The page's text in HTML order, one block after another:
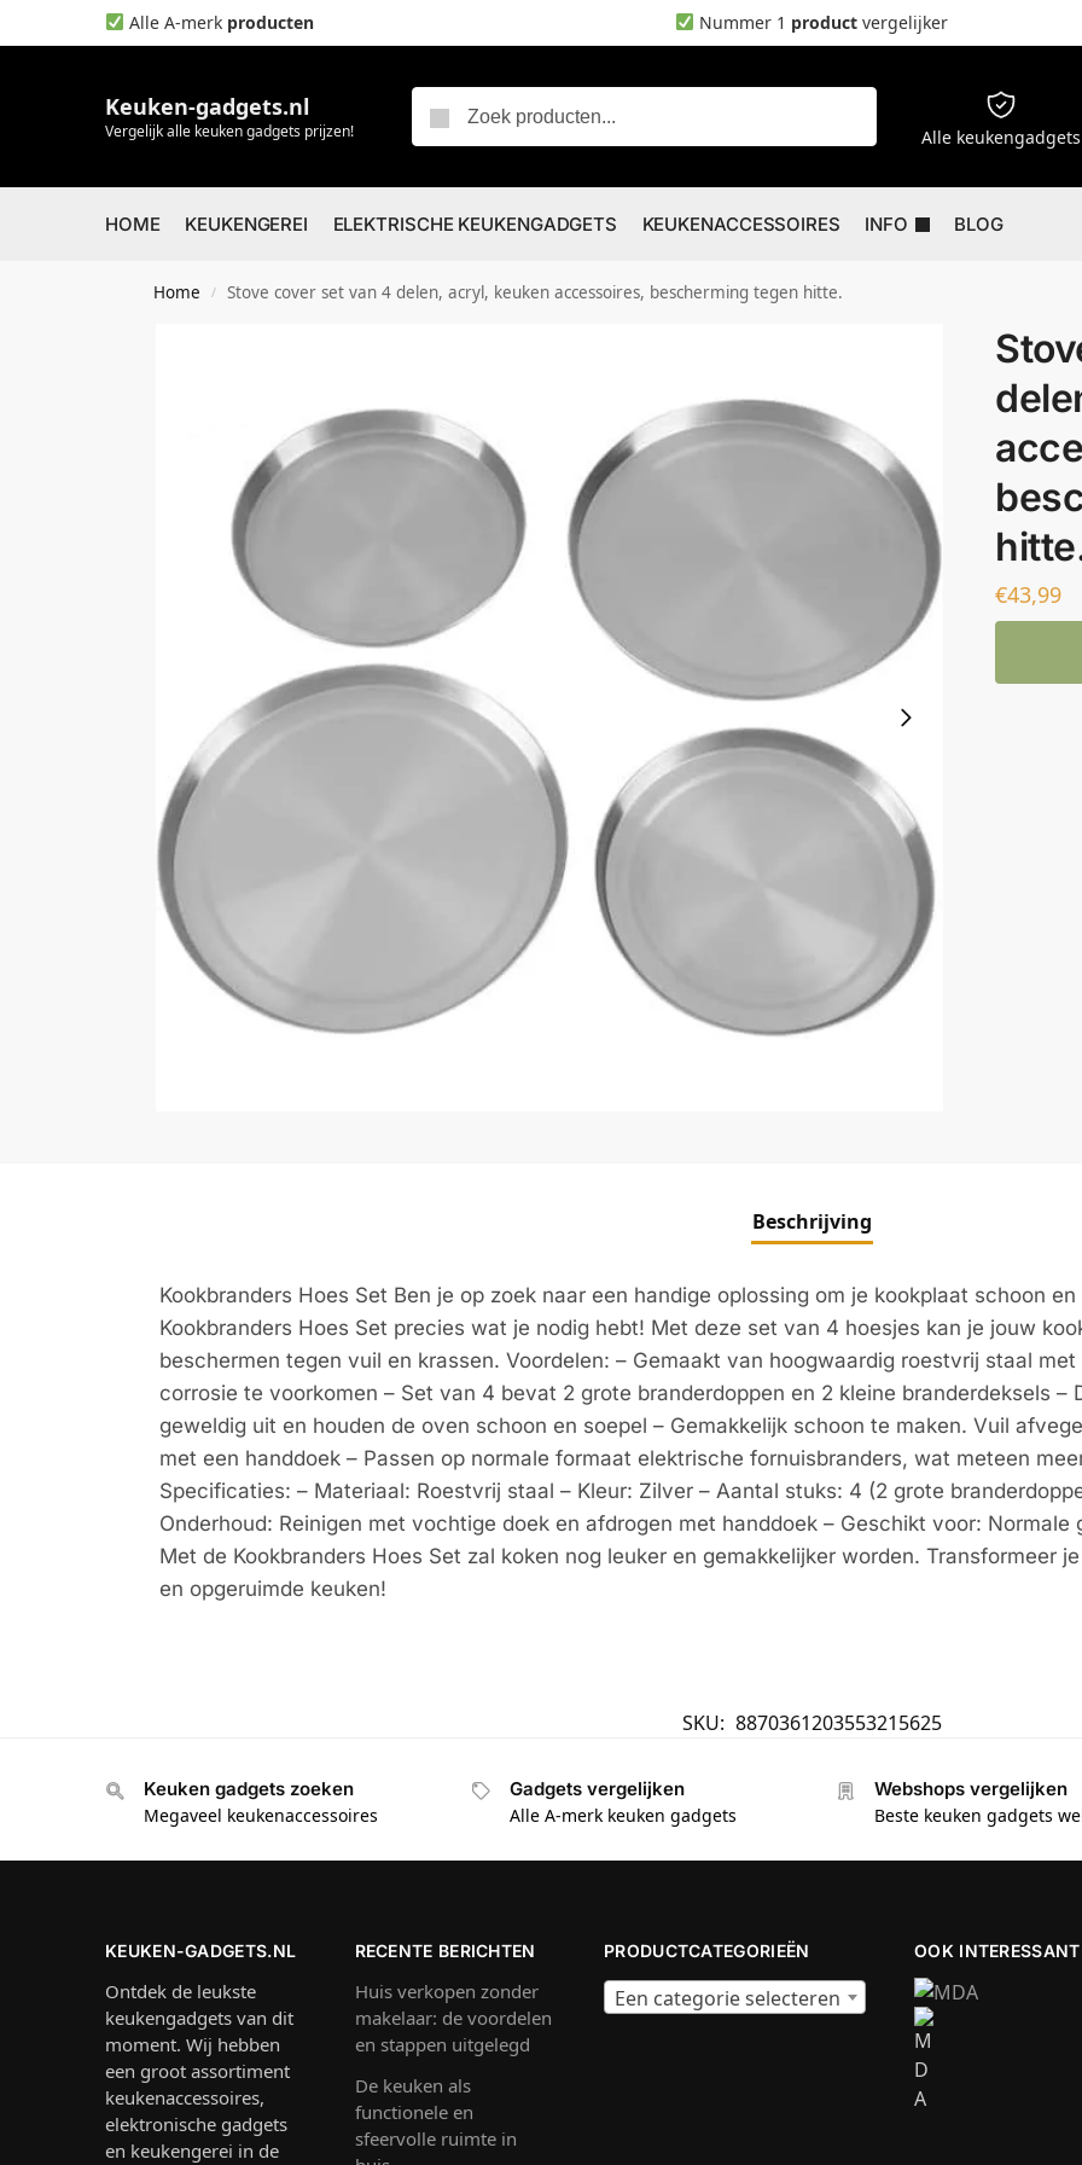
Alle A-merk producten Nummer 1 productvergelijker
Keuken-gadgets.nl
Vergelijk alle keuken gadgets prijzen! Alle keukengadgets
HOME KEUKENGEREI ELEKTRISCHE KEUKENGADGETS KEUKENACCESSOIRES INFO BLOG
Home / Stove cover set van 4 delen, acryl, keuken accessoires, bescherming tegen hitte.
€43,99
Beschrijving
Kookbranders Hoes Set Ben je op zoek naar een handige oplossing om je kookplaat schoon
Kookbranders Hoes Set precies wat je nodig hebt! Met deze set van 4 hoesjes kan je jouw
beschermen tegen vuil en krassen. Voordelen: – Gemaakt van hoogwaardig roestvrij staal
corrosie te voorkomen – Set van 4 bevat 2 grote branderdoppen en 2 kleine branderdeksels –
geweldig uit en houden de oven schoon en soepel – Gemakkelijk schoon te maken. Vuil
met een handdoek – Passen op normale formaat elektrische fornuisbranders, wat meteen
Specificaties: – Materiaal: Roestvrij staal – Kleur: Zilver – Aantal stuks: 4 (2 grote
Onderhoud: Reinigen met vochtige doek en afdrogen met handdoek – Geschikt voor:
Met de Kookbranders Hoes Set zal koken nog leuker en gemakkelijker worden. Transformeer
en opgeruimde keuken!
SKU: 8870361203553215625
Keuken gadgets zoeken
Megaveel keukenaccessoires
Gadgets vergelijken
Alle A-merk keuken gadgets
Webshops vergelijken
Beste keuken gadgets
KEUKEN-GADGETS.NL
Ontdek de leukste
keukengadgets van dit
moment. Wij hebben
een groot assortiment
keukenaccessoires,
elektronische gadgets
en keukengerei in de
RECENTE BERICHTEN
Huis verkopen zonder
makelaar: de voordelen
en stappen uitgelegd
De keuken als
functionele en
sfeervolle ruimte in
PRODUCTCATEGORIEËN
Een categorie selecteren
OOK INTERESSANT